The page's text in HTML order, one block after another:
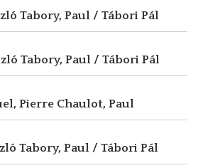
Tabory, Paul / Tábori Pál
Tabory, Paul / Tábori Pál
Pierre Chaulot, Paul
Tabory, Paul / Tábori Pál